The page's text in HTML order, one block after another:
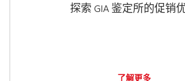
探索 GIA 鉴定所的促销
了解更多